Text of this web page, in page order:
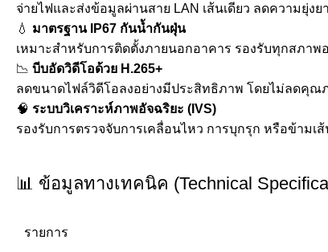
จ่ายไฟและส่งข้อมูลผ่านสาย LAN เส้นเดียว ลดความยุ่งย
💧 มาตรฐาน IP67 กันน้ำกันฝุ่น
เหมาะสำหรับการติดตั้งภายนอกอาคาร รองรับทุกสภาพ
📉 บีบอัดวิดีโอด้วย H.265+
ลดขนาดไฟล์วิดีโอลงอย่างมีประสิทธิภาพ โดยไม่ลดคุ
🧠 ระบบวิเคราะห์ภาพอัจฉริยะ (IVS)
รองรับการตรวจจับการเคลื่อนไหว การบุกรุก หรือข้าม
📊 ข้อมูลทางเทคนิค (Technical
รายการ